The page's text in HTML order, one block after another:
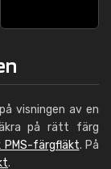
visningen av en
på rätt färg
PMS-färgfläkt. På
.